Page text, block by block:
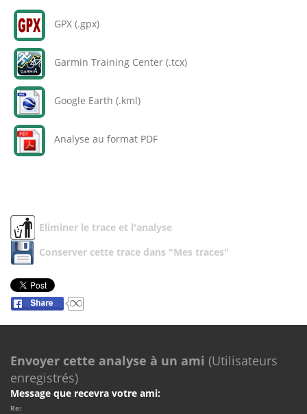
GPX (.gpx)
Garmin Training Center (.tcx)
Google Earth (.kml)
Analyse au format PDF
Eliminer le trace et l'analyse
Conserver cette trace dans "Mes traces"
Envoyer cette analyse à un ami (Utilisateurs
enregistrés)
Message que recevra votre ami:
Re: